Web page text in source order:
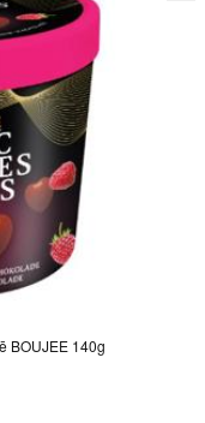
BOUJEE 140g